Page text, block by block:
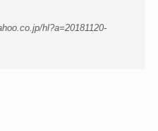
hl?a=20181120-